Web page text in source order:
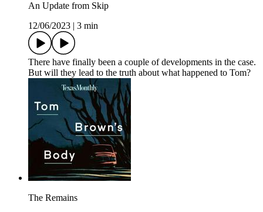
An Update from Skip
12/06/2023
3 min
There have finally been a couple of developments in the case.
But will they lead to the truth about what happened to Tom?
The Remains